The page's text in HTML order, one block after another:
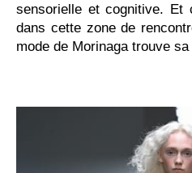
sensorielle et cognitive. Et
dans cette zone de
mode de Morinaga trouve sa